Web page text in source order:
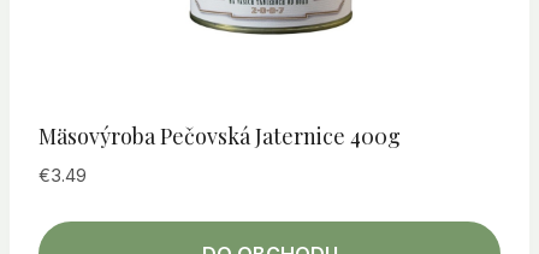
Mäsovýroba Pečovská Jaternice 400g
€3.49